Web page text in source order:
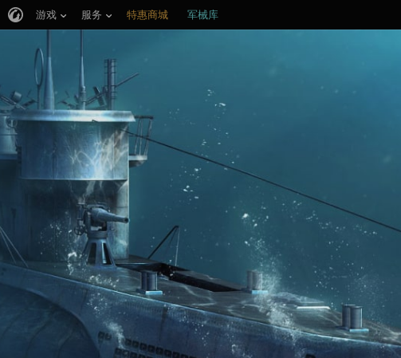
游戏 服务 特惠商城 军械库